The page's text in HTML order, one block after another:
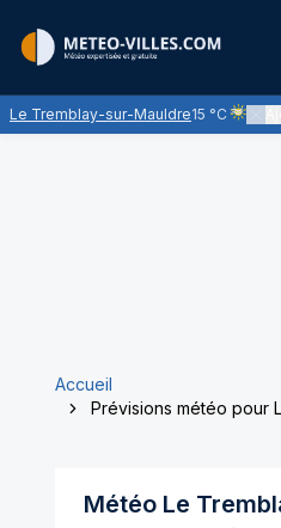
Le Tremblay-sur-Mauldre15 °C
Ciel
Accueil
Prévisions météo pour
Météo Le